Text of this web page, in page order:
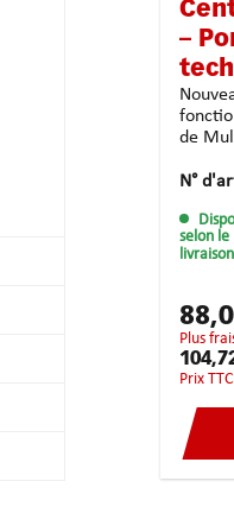
–
tech
de Multipick !
Américain !
de la
génial
N°
selon
livraison
plus
Prix